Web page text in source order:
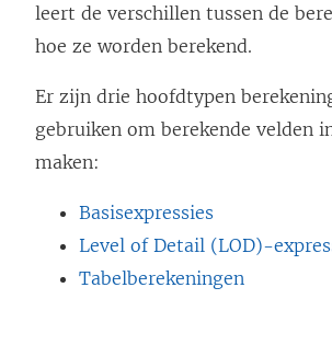
leert de verschillen tussen de
hoe ze worden berekend.
Er zijn drie hoofdtypen
gebruiken om berekende velden
maken:
Basisexpressies
Level of Detail (LOD)-
Tabelberekeningen